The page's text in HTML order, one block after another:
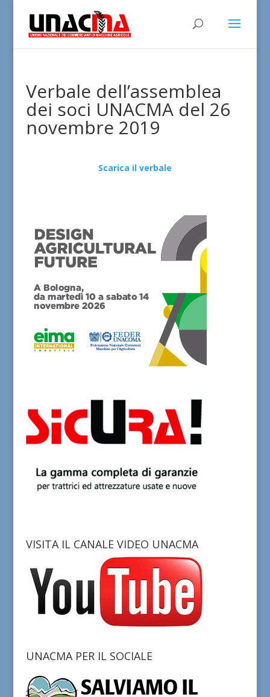
Verbale dell’assemblea
dei soci UNACMA del 26
novembre 2019
Scarica il verbale
VISITA IL CANALE VIDEO UNACMA
UNACMA PER IL SOCIALE